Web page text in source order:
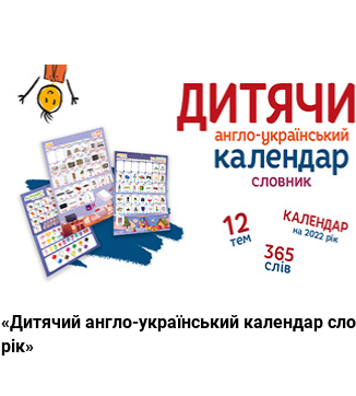
«Дитячий англо-український календар
рік»